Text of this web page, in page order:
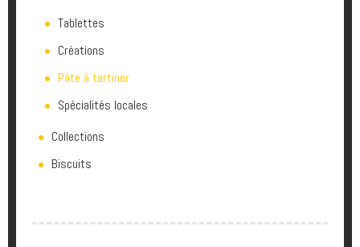
Tablettes
Créations
Pâte à tartiner
Spécialités locales
Collections
Biscuits